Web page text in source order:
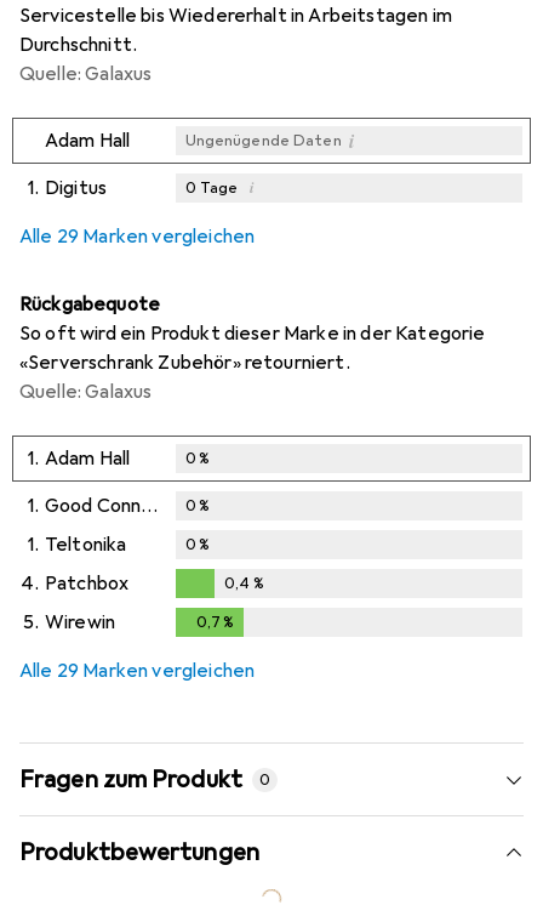
Servicestelle bis Wiedererhalt in Arbeitstagen im
Durchschnitt.
Quelle: Galaxus
Adam Hall Ungenügende Daten i
1. Digitus 0 Tage i
Alle 29 Marken vergleichen
Rückgabequote
So oft wird ein Produkt dieser Marke in der Kategorie
«Serverschrank Zubehör» retourniert.
Quelle: Galaxus
1. Adam Hall 0%
1. Good Connections 0%
1. Teltonika 0%
4. Patchbox
0,4%
0,4 %
5. Wirewin 0,7 %
Alle 29 Marken vergleichen
Fragen zum Produkt 0
Produktbewertungen